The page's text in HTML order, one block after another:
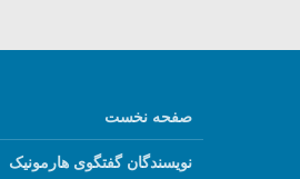
صفحه نخست
نویسندگان گفتگوی هارمونیک